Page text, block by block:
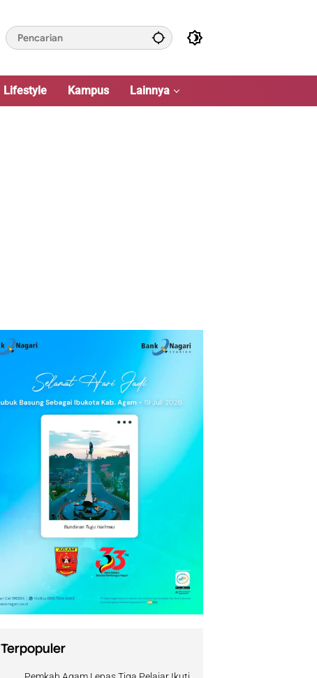
Lifestyle Kampus Lainnya
Terpopuler